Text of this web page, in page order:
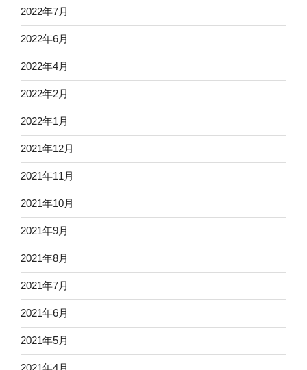
2022年7月
2022年6月
2022年4月
2022年2月
2022年1月
2021年12月
2021年11月
2021年10月
2021年9月
2021年8月
2021年7月
2021年6月
2021年5月
2021年4月